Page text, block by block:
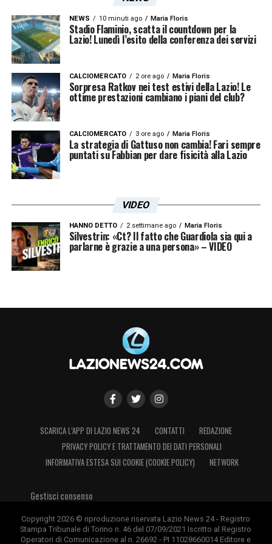
LA PLAYLIST DELLE NOSTRE TOP NEWS
NEWS 10 minuti ago Maria Floris
Stadio Flaminio, scatta il countdown per la
Lazio! Lunedì l’esito della conferenza dei servizi
CALCIOMERCATO 2 ore ago Maria Floris
Sorpresa Ratkov nei test estivi della Lazio! Le
ottime prestazioni cambiano i piani del club?
CALCIOMERCATO 3 ore ago Maria Floris
La strategia di Gattuso non cambia! Fari sempre
puntati su Fabbian per dare fisicità alla Lazio
VIDEO
HANNO DETTO 2 settimane ago Maria Floris
Silvestrin: «Ct? Il fatto che Guardiola sia qui a
parlarne è grazie a una persona» – VIDEO
SCARICA L’APP DI LAZIO NEWS 24 CONTATTI
REDAZIONE
PRIVACY POLICY E TRATTAMENTO DEI DATI PERSONALI
INFORMATIVA ESTESA SUI COOKIE (COOKIE POLICY)
NETWORK
Gestisci consenso
Copyright 2026 © riproduzione riservata Lazio News 24 - Registro
Stampa Tribunale di Torino n. 46 del 07/09/2021 Iscritto al Registro
Operatori di Comunicazione al n. 26692 - PI 11028660014 Editore e